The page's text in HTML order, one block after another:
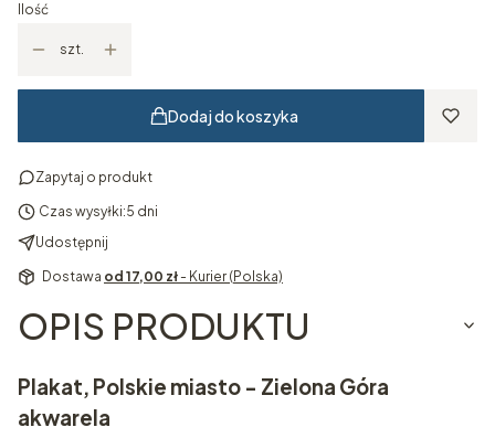
Ilość
szt.
Dodaj do koszyka
Zapytaj o produkt
Czas wysyłki:5 dni
Udostępnij
Dostawa od 17,00 zł - Kurier (Polska)
OPIS PRODUKTU
Plakat, Polskie miasto - Zielona Góra
akwarela